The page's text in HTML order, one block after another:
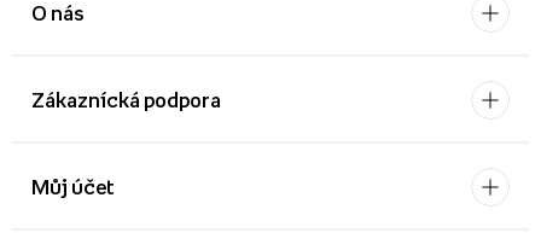
O nás
Zákaznícká podpora
Můj účet